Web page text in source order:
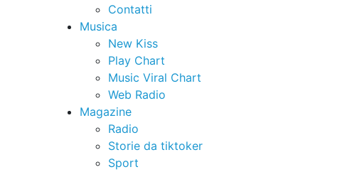
Contatti
Musica
New Kiss
Play Chart
Music Viral Chart
Web Radio
Magazine
Radio
Storie da tiktoker
Sport